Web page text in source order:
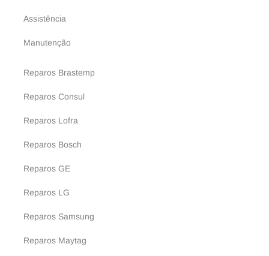
Assistência
Manutenção
Reparos Brastemp
Reparos Consul
Reparos Lofra
Reparos Bosch
Reparos GE
Reparos LG
Reparos Samsung
Reparos Maytag